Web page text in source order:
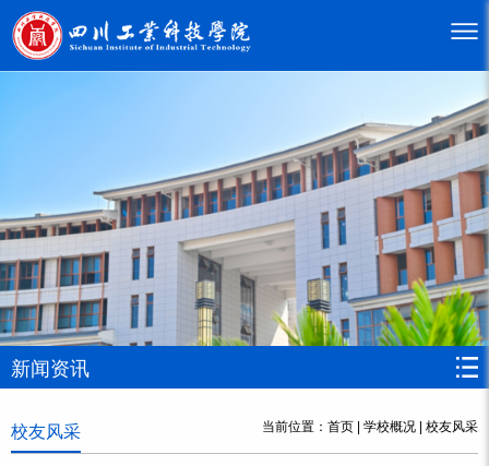
新闻资讯
校友风采 当前位置： 首页 | 学校概况 | 校友风采